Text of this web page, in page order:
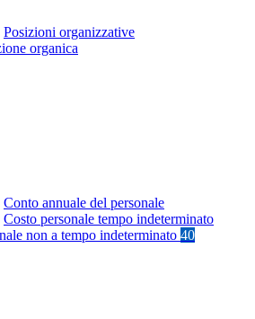
Posizioni organizzative
organica
Conto annuale del personale
Costo personale tempo indeterminato
non a tempo indeterminato 40